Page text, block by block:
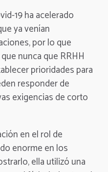
19 ha acelerado
ya venían
por lo que
nunca que RRHH
prioridades para
responder de
exigencias de corto
en el rol de
enorme en los
ella utilizó una